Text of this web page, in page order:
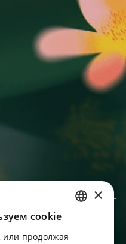
ENGLISH
×
сookie
продолжая